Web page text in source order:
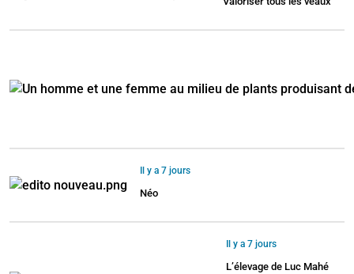
Il y a 7 jours
Néo
Il y a 7 jours
L’élevage de Luc Mahé